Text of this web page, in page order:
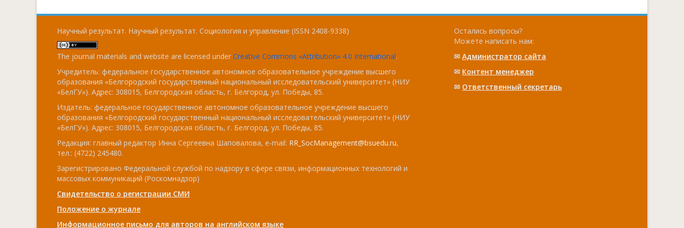
Научный результат. Научный результат. Социология и управление (ISSN 2408-9338)
The journal materials and website are licensed under Creative Commons «Attribution» 4.0 International.
Учредитель: федеральное государственное автономное образовательное учреждение высшего
образования «Белгородский государственный национальный исследовательский университет» (НИУ
«БелГУ»). Адрес: 308015, Белгородская область, г. Белгород, ул. Победы, 85.
Издатель: федеральное государственное автономное образовательное учреждение высшего
образования «Белгородский государственный национальный исследовательский университет» (НИУ
«БелГУ»). Адрес: 308015, Белгородская область, г. Белгород, ул. Победы, 85.
Редакция: главный редактор Инна Сергеевна Шаповалова, e-mail: RR_SocManagement@bsuedu.ru,
тел.: (4722) 245480.
Зарегистрировано Федеральной службой по надзору в сфере связи, информационных технологий и
массовых коммуникаций (Роскомнадзор)
Свидетельство о регистрации СМИ
Положение о журнале
Информационное письмо для авторов на английском языке
Остались вопросы?
Можете написать нам:
✉ Администратор сайта
✉ Контент менеджер
✉ Ответственный cекретарь